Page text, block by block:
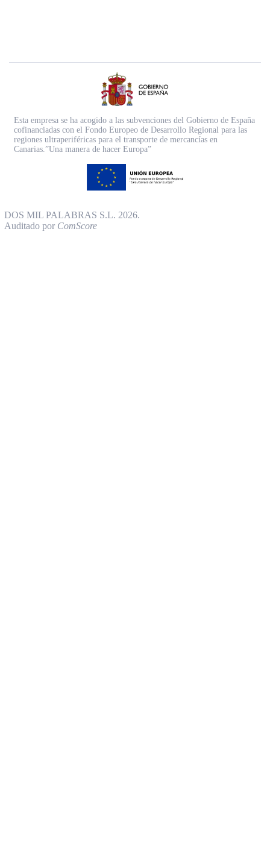
Esta empresa se ha acogido a las subvenciones del Gobierno de España
cofinanciadas con el Fondo Europeo de Desarrollo Regional para las
regiones ultraperiféricas para el transporte de mercancías en
Canarias.”Una manera de hacer Europa”
DOS MIL PALABRAS S.L. 2026.
Auditado por ComScore